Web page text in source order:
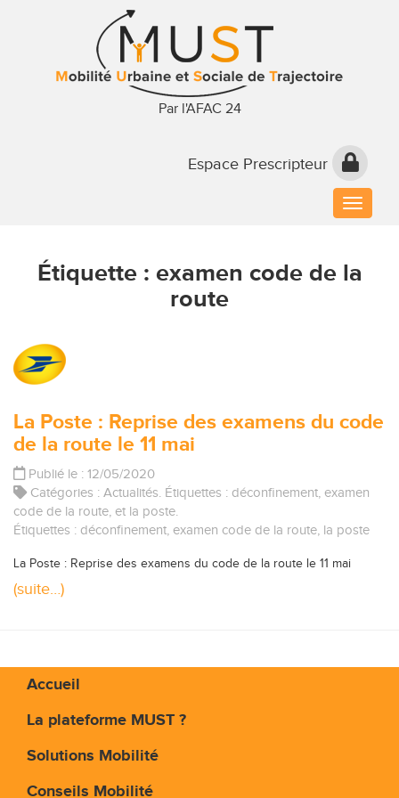
Par l'AFAC 24
Espace Prescripteur
Toggle
Étiquette : examen code de la
route
La Poste : Reprise des examens du code
de la route le 11 mai
Publié le : 12/05/2020
Catégories : Actualités. Étiquettes : déconfinement, examen
code de la route, et la poste.
Étiquettes : déconfinement, examen code de la route, la poste
La Poste : Reprise des examens du code de la route le 11 mai
(suite…)
Accueil
La plateforme MUST ?
Solutions Mobilité
Conseils Mobilité